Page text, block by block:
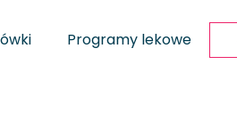
Programy lekowe